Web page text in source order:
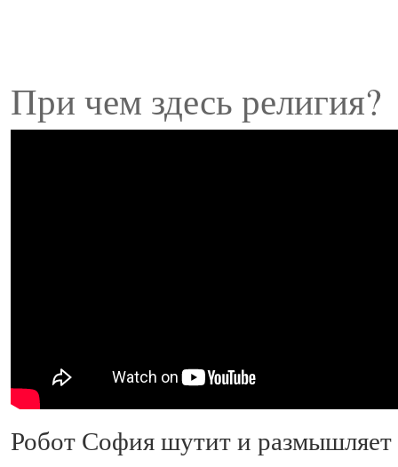
При чем здесь религия?
Робот София шутит и размышляет